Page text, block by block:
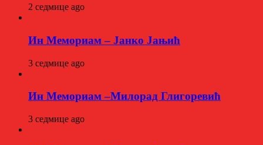
2 седмице ago
Ин Мемориам – Јанко Јањић
3 седмице ago
Ин Мемориам –Милорад Глигоревић
3 седмице ago